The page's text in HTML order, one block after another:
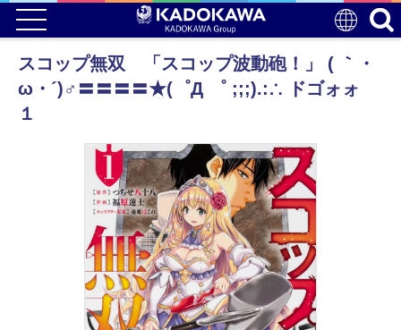
スコップ無双 「スコップ波動砲！」 ( ｀・
ω・´)♂〓〓〓〓★(゜Д ゜ ;;;).:∴ ドゴォォ
１